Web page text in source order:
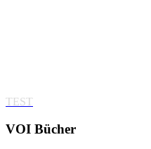
TEST
VOI Bücher